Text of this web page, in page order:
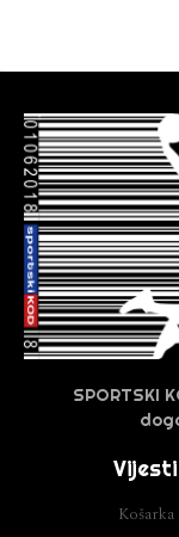
SPORTSKI
Vijesti
Košarka